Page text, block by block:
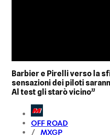
Barbier e Pirelli verso la
sensazioni dei piloti
Al test gli starò vicino”
OFF ROAD
MXGP